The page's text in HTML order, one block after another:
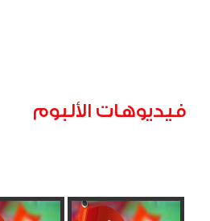
فيديوهات الألبوم